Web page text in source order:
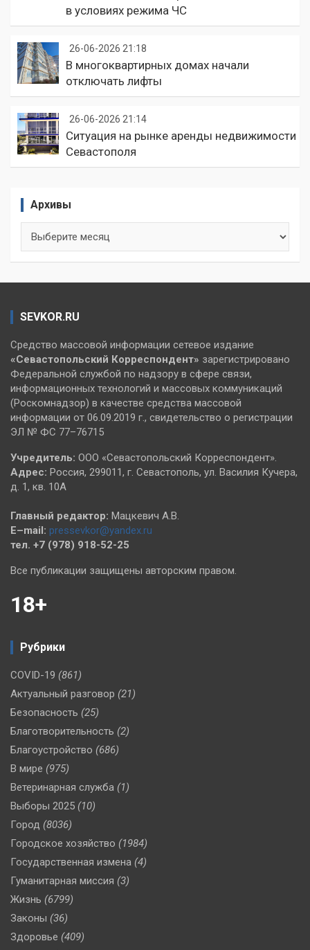
в условиях режима ЧС
26-06-2026 21:18
В многоквартирных домах начали
отключать лифты
26-06-2026 21:14
Ситуация на рынке аренды недвижимости
Севастополя
Архивы
SEVKOR.RU
Средство массовой информации сетевое издание
«Севастопольский Корреспондент» зарегистрировано
Федеральной службой по надзору в сфере связи,
информационных технологий и массовых коммуникаций
(Роскомнадзор) в качестве средства массовой
информации от 06.09.2019 г., свидетельство о регистрации
ЭЛ № ФС 77–76715
Учредитель: ООО «Севастопольский Корреспондент».
Адрес: Россия, 299011, г. Севастополь, ул. Василия Кучера,
д. 1, кв. 10А
Главный редактор: Мацкевич А.В.
E–mail: pressevkor@yandex.ru
тел. +7 (978) 918-52-25
Все публикации защищены авторским правом.
18+
Рубрики
COVID-19 (861)
Актуальный разговор (21)
Безопасность (25)
Благотворительность (2)
Благоустройство (686)
В мире (975)
Ветеринарная служба (1)
Выборы 2025 (10)
Город (8036)
Городское хозяйство (1984)
Государственная измена (4)
Гуманитарная миссия (3)
Жизнь (6799)
Законы (36)
Здоровье (409)